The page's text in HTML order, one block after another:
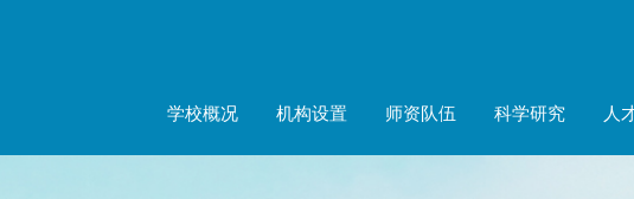
学校概况 机构设置 师资队伍 科学研究 人